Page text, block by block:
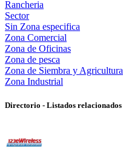
Rancheria
Sector
Sin Zona especifica
Zona Comercial
Zona de Oficinas
Zona de pesca
Zona de Siembra y Agricultura
Zona Industrial
Directorio - Listados relacionados